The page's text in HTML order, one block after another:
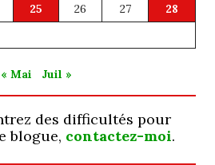
25 26 27
28
« Mai Juil »
des difficultés pour
blogue, contactez-moi.